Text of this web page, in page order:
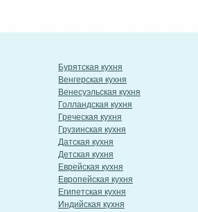
Бурятская кухня
Венгерская кухня
Венесуэльская кухня
Голландская кухня
Греческая кухня
Грузинская кухня
Датская кухня
Детская кухня
Еврейская кухня
Европейская кухня
Египетская кухня
Индийская кухня